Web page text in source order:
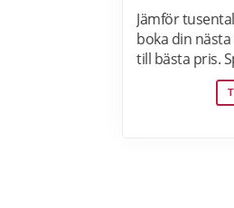
Jämför
boka din
till bästa pris.
Letar du efter
hotell på